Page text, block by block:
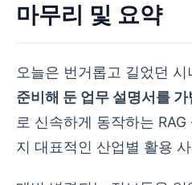
마무리 및 요약
오늘은 번거롭고 길었던
준비해 둔 업무 설명서를
로 신속하게 동작하는
지 대표적인 산업별 활용